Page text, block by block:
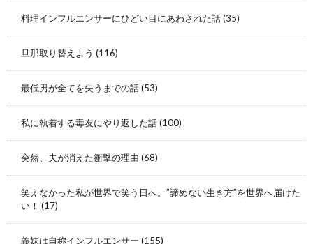
料理インフルエンサーにひどい目にあわされた話(35)
旦那取り替えよう (116)
最低男が全てを失うまでの話(53)
私に執着する毒友にやり返した話(100)
突然、夫が消えた衝撃の理由 (68)
笑えなかった私が世界で笑う日へ。”諦めない生き方”を世界へ届けた
い！ (17)
義妹は自称インフルエンサー (155)